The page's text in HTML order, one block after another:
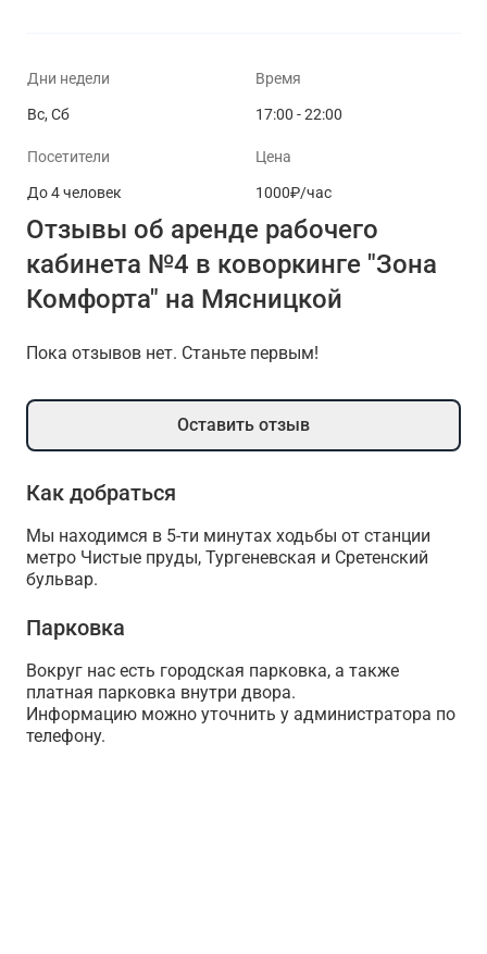
Дни недели
Вс, Сб
Время
17:00 - 22:00
Посетители
До 4 человек
Цена
1000₽/час
Отзывы об аренде рабочего
кабинета №4 в коворкинге "Зона
Комфорта" на Мясницкой
Пока отзывов нет. Станьте первым!
Оставить отзыв
Как добраться
Мы находимся в 5-ти минутах ходьбы от станции
метро Чистые пруды, Тургеневская и Сретенский
бульвар.
Парковка
Вокруг нас есть городская парковка, а также
платная парковка внутри двора.
Информацию можно уточнить у администратора по
телефону.